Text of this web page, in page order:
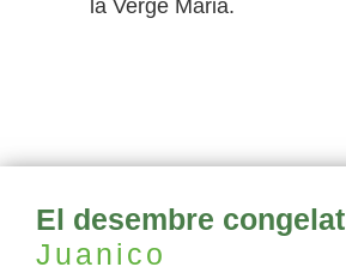
la Verge Maria.
El desembre congelat
Juanico